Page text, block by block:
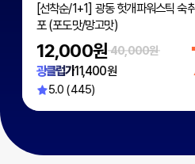
[선착순/1+1] 광동 헛개파워스틱 숙
포 (포도맛/망고맛)
12,000원 40,000원
광클럽가11,400원
5.0 (445)